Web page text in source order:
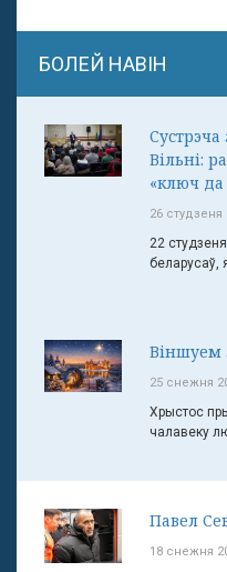
БОЛЕЙ НАВІН
Вільні:
«ключ да
26 студзеня
22
беларусаў,
Віншуем
25 снежня
Хрыстос
чалавеку
Павел
18 снежня